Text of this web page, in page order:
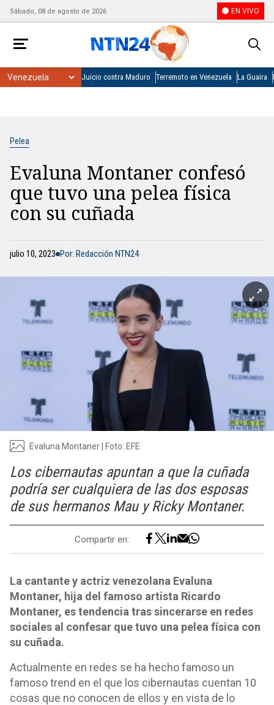
Sábado, 08 de agosto de 2026 EN VIVO
Juicio contra Maduro Terremoto en Venezuela La Guaira
Pelea
Evaluna Montaner confesó
que tuvo una pelea física
con su cuñada
julio 10, 2023 Por: Redacción NTN24
Evaluna Montaner | Foto: EFE
Los cibernautas apuntan a que la cuñada
podría ser cualquiera de las dos esposas
de sus hermanos Mau y Ricky Montaner.
Compartir en:
La cantante y actriz venezolana Evaluna
Montaner, hija del famoso artista Ricardo
Montaner, es tendencia tras sincerarse en redes
sociales al confesar que tuvo una pelea física con
su cuñada.
Actualmente en redes se ha hecho famoso un
famoso trend en el que los cibernautas cuentan 10
cosas que no conocen de ellos y en vista de lo